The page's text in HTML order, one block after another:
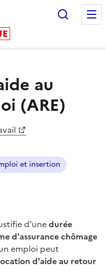
au
(ARE)
et insertion
d'unedurée
d'assurance chômage
emploi peut
d'aide au retour